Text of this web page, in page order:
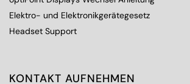
Elektro- und Elektronikgerätegesetz
Headset Support
KONTAKT AUFNEHMEN